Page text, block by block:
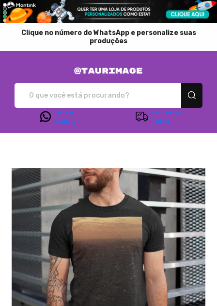
Clique no número do WhatsApp e personalize suas
produções
Entre em
Contato
Rastreie seu
Pedido